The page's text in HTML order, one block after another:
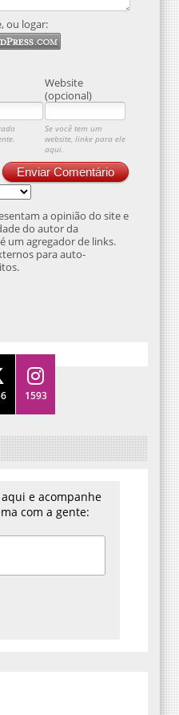
ou logar:
Website
(opcional)
Se você tem um
website, linke para ele
aqui.
Enviar Comentário
a opinião do site e
do autor da
um agregador de links.
para auto-
1593
e acompanhe
com a gente: